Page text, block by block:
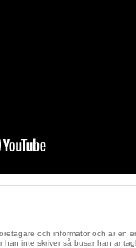
och informatör och är en
han inte skriver så busar han